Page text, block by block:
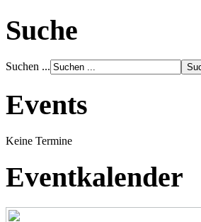
Suche
Suchen ...
Events
Keine Termine
Eventkalender